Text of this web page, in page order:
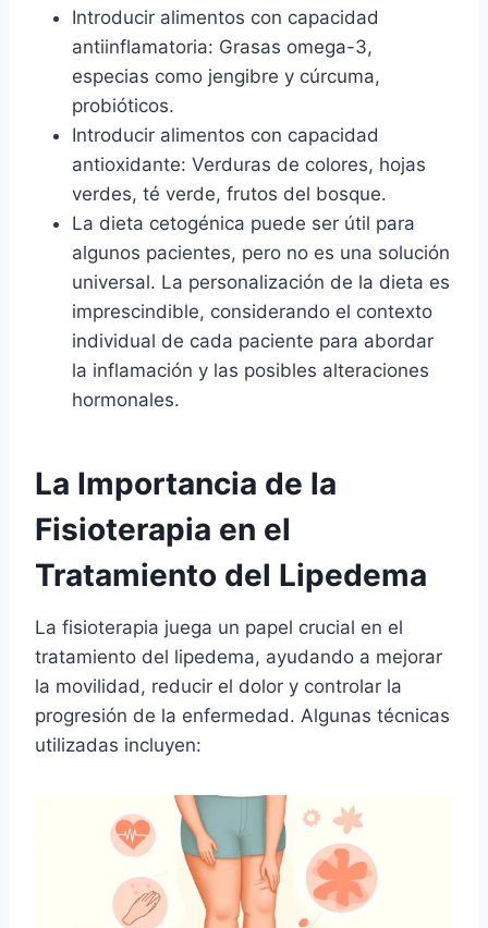
Introducir alimentos con capacidad
antiinflamatoria: Grasas omega-3,
especias como jengibre y cúrcuma,
probióticos.
Introducir alimentos con capacidad
antioxidante: Verduras de colores, hojas
verdes, té verde, frutos del bosque.
La dieta cetogénica puede ser útil para
algunos pacientes, pero no es una solución
universal. La personalización de la dieta es
imprescindible, considerando el contexto
individual de cada paciente para abordar
la inflamación y las posibles alteraciones
hormonales.
La Importancia de la
Fisioterapia en el
Tratamiento del Lipedema
La fisioterapia juega un papel crucial en el
tratamiento del lipedema, ayudando a mejorar
la movilidad, reducir el dolor y controlar la
progresión de la enfermedad. Algunas técnicas
utilizadas incluyen: